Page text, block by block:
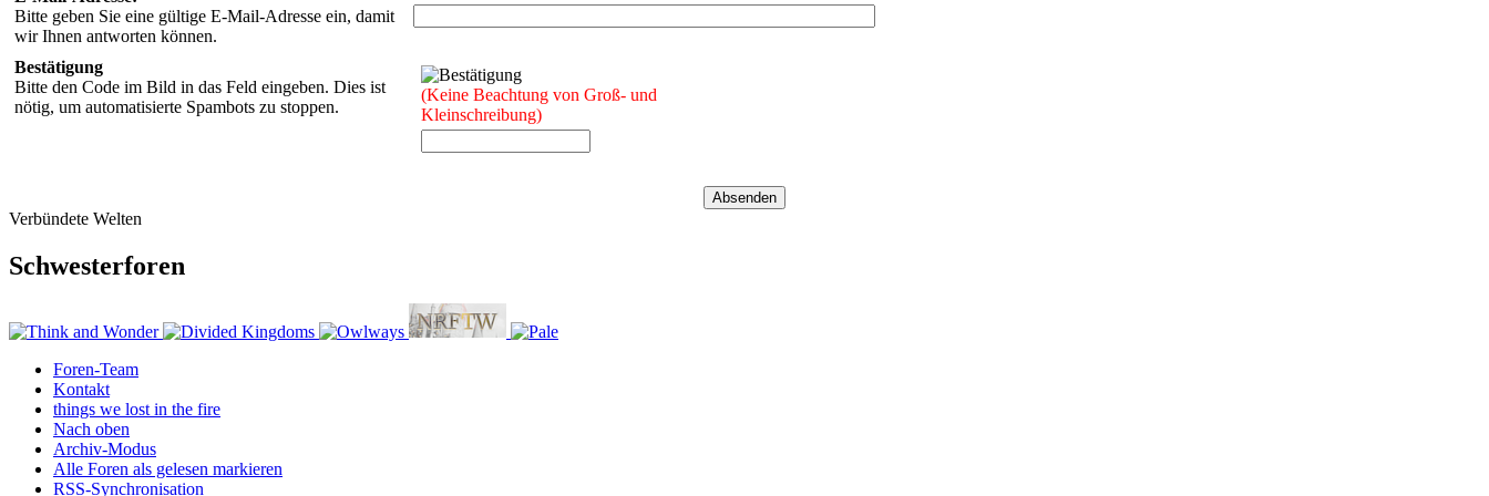
Bitte geben Sie eine gültige E-Mail-Adresse ein, damit
wir Ihnen antworten können.
Bestätigung
Bitte den Code im Bild in das Feld eingeben. Dies ist
nötig, um automatisierte Spambots zu stoppen.
(Keine Beachtung von Groß- und
Kleinschreibung)
Verbündete Welten
Schwesterforen
Foren-Team
Kontakt
things we lost in the fire
Nach oben
Archiv-Modus
Alle Foren als gelesen markieren
RSS-Synchronisation